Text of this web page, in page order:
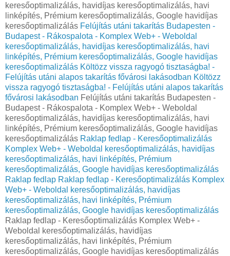
keresőoptimalizálás, havidíjas keresőoptimalizálás, havi
linképítés, Prémium keresőoptimalizálás, Google havidíjas
keresőoptimalizálás Felújítás utáni takarítás Budapesten -
Budapest - Rákospalota - Komplex Web+ - Weboldal
keresőoptimalizálás, havidíjas keresőoptimalizálás, havi
linképítés, Prémium keresőoptimalizálás, Google havidíjas
keresőoptimalizálás Költözz vissza ragyogó tisztaságba! -
Felújítás utáni alapos takarítás fővárosi lakásodban Költözz
vissza ragyogó tisztaságba! - Felújítás utáni alapos takarítás
fővárosi lakásodban Felújítás utáni takarítás Budapesten -
Budapest - Rákospalota - Komplex Web+ - Weboldal
keresőoptimalizálás, havidíjas keresőoptimalizálás, havi
linképítés, Prémium keresőoptimalizálás, Google havidíjas
keresőoptimalizálás Raklap fedlap - Keresőoptimalizálás
Komplex Web+ - Weboldal keresőoptimalizálás, havidíjas
keresőoptimalizálás, havi linképítés, Prémium
keresőoptimalizálás, Google havidíjas keresőoptimalizálás
Raklap fedlap Raklap fedlap - Keresőoptimalizálás Komplex
Web+ - Weboldal keresőoptimalizálás, havidíjas
keresőoptimalizálás, havi linképítés, Prémium
keresőoptimalizálás, Google havidíjas keresőoptimalizálás
Raklap fedlap - Keresőoptimalizálás Komplex Web+ -
Weboldal keresőoptimalizálás, havidíjas
keresőoptimalizálás, havi linképítés, Prémium
keresőoptimalizálás, Google havidíjas keresőoptimalizálás